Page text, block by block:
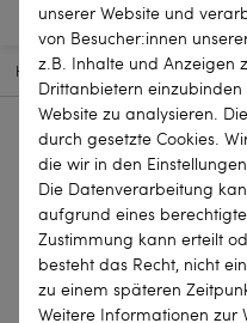
HOME SCHMUCKSTÜCKE
unserer Website und
von Besucher:innen
z.B. Inhalte und Anzeigen
Drittanbietern
Website zu analysieren.
durch gesetzte Cookies.
die wir in den
Die Datenverarbeitung
aufgrund eines
Zustimmung kann erteilt
besteht das Recht, nicht
zu einem späteren
Weitere Informationen zur